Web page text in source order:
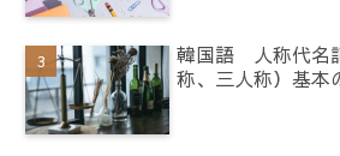
韓国語 人称代名
称、三人称）基本